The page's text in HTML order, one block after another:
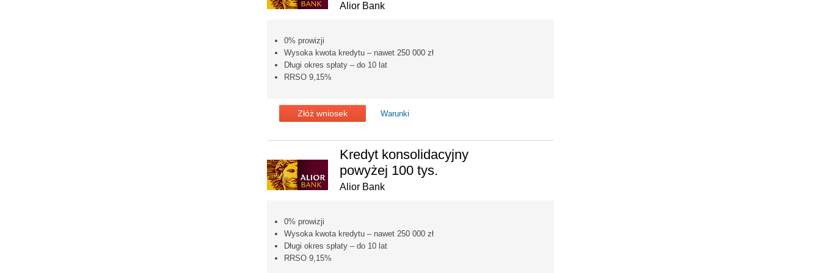
Alior Bank
0% prowizji
Wysoka kwota kredytu – nawet 250 000 zł
Długi okres spłaty – do 10 lat
RRSO 9,15%
Złóż wniosek Warunki
Kredyt konsolidacyjny
powyżej 100 tys.
Alior Bank
0% prowizji
Wysoka kwota kredytu – nawet 250 000 zł
Długi okres spłaty – do 10 lat
RRSO 9,15%